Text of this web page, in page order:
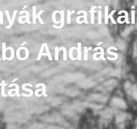
grafikai
András